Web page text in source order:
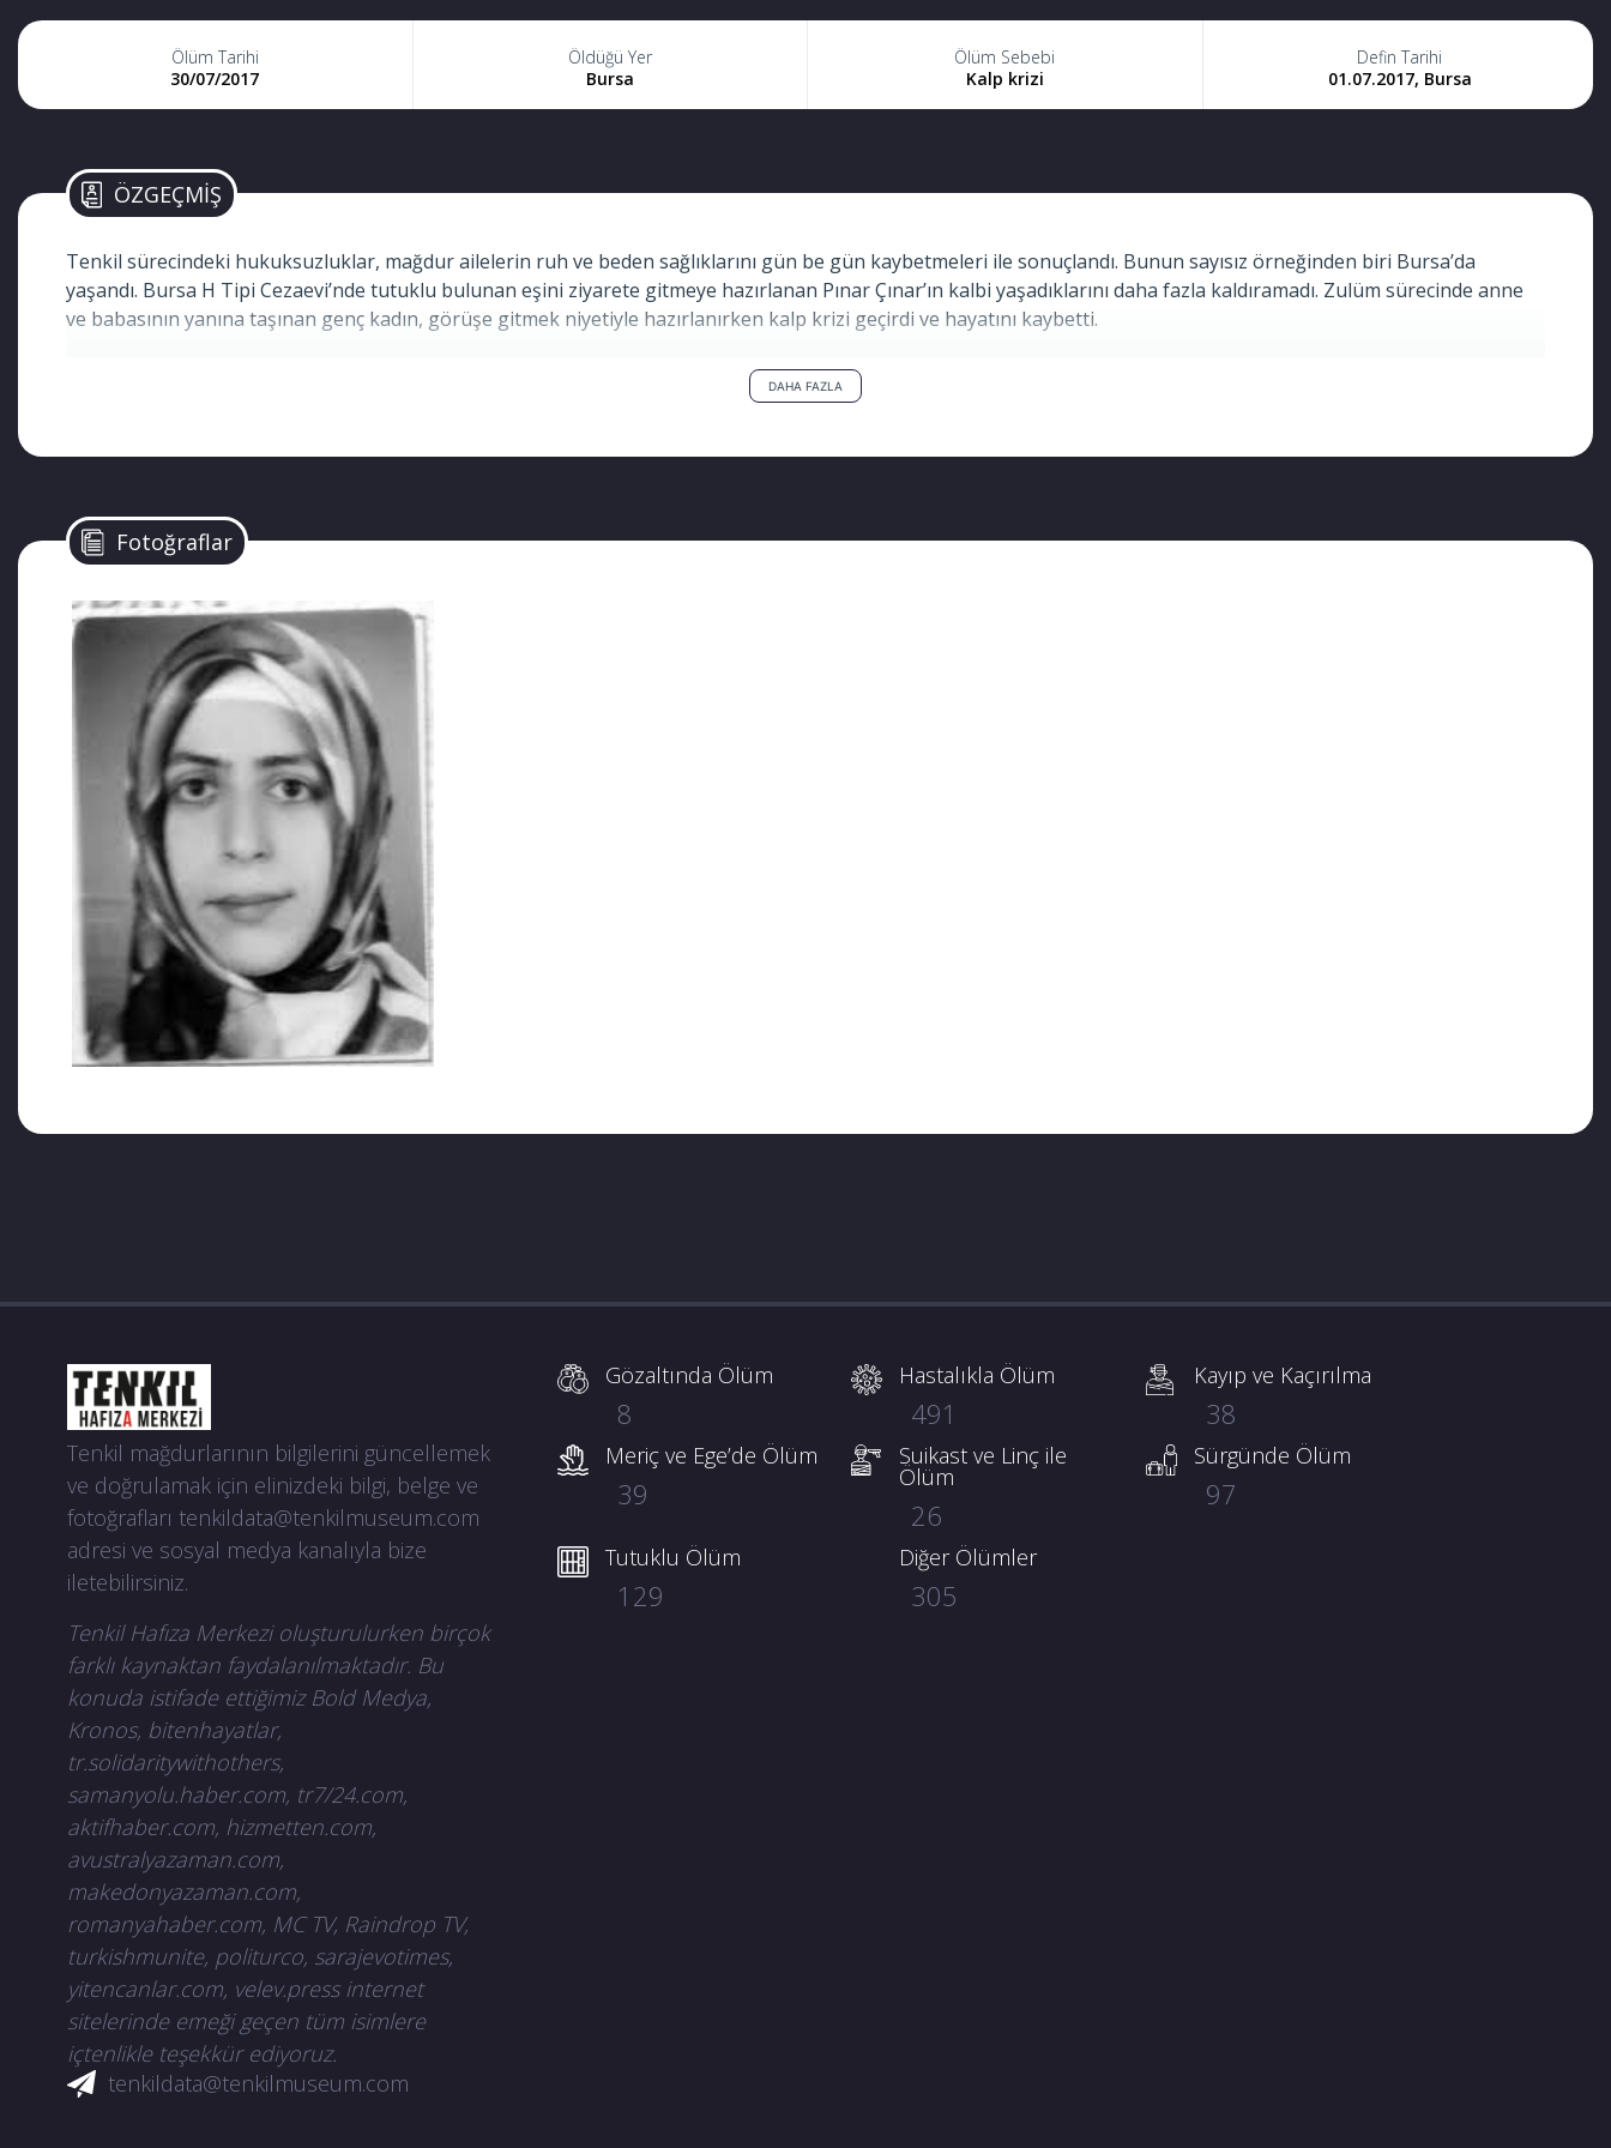
Ölüm Tarihi
30/07/2017
Öldüğü Yer
Bursa
Ölüm Sebebi
Kalp krizi
Defin Tarihi
01.07.2017, Bursa
ÖZGEÇMİŞ
Tenkil sürecindeki hukuksuzluklar, mağdur ailelerin ruh ve beden sağlıklarını gün be gün kaybetmeleri ile sonuçlandı. Bunun sayısız örneğinden biri Bursa’da
yaşandı. Bursa H Tipi Cezaevi’nde tutuklu bulunan eşini ziyarete gitmeye hazırlanan Pınar Çınar’ın kalbi yaşadıklarını daha fazla kaldıramadı. Zulüm sürecinde anne
ve babasının yanına taşınan genç kadın, görüşe gitmek niyetiyle hazırlanırken kalp krizi geçirdi ve hayatını kaybetti.
DAHA FAZLA
Fotoğraflar
Tenkil mağdurlarının bilgilerini güncellemek
ve doğrulamak için elinizdeki bilgi, belge ve
fotoğrafları tenkildata@tenkilmuseum.com
adresi ve sosyal medya kanalıyla bize
iletebilirsiniz.
Tenkil Hafıza Merkezi oluşturulurken birçok
farklı kaynaktan faydalanılmaktadır. Bu
konuda istifade ettiğimiz Bold Medya,
Kronos, bitenhayatlar,
tr.solidaritywithothers,
samanyolu.haber.com, tr7/24.com,
aktifhaber.com, hizmetten.com,
avustralyazaman.com,
makedonyazaman.com,
romanyahaber.com, MC TV, Raindrop TV,
turkishmunite, politurco, sarajevotimes,
yitencanlar.com, velev.press internet
sitelerinde emeği geçen tüm isimlere
içtenlikle teşekkür ediyoruz.
tenkildata@tenkilmuseum.com
Gözaltında Ölüm
8
Hastalıkla Ölüm
491
Kayıp ve Kaçırılma
38
Meriç ve Ege’de Ölüm
39
Suikast ve Linç ile
Ölüm
26
Sürgünde Ölüm
97
Tutuklu Ölüm
129
Diğer Ölümler
305